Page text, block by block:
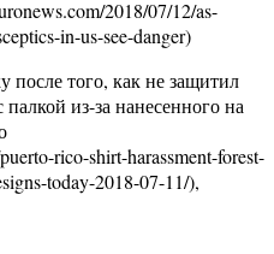
2018/07/12/as-
in-us-see-danger)
после того, как не защитил
из-за нанесенного на
rico-shirt-harassment-forest-
today-2018-07-11/),